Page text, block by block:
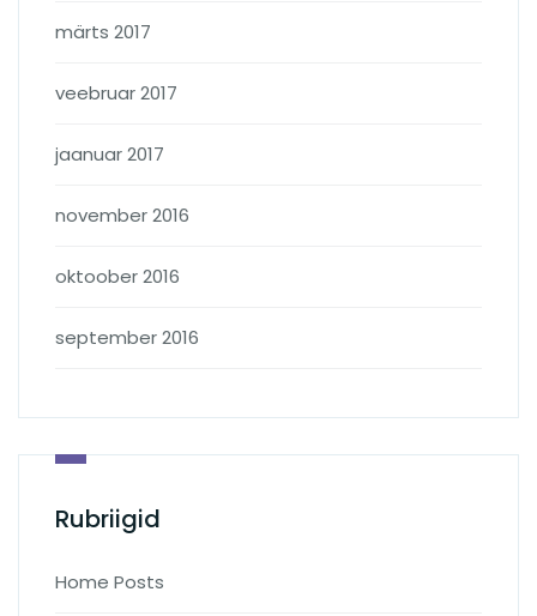
märts 2017
veebruar 2017
jaanuar 2017
november 2016
oktoober 2016
september 2016
Rubriigid
Home Posts